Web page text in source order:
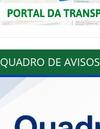
QUADRO DE AVISOS